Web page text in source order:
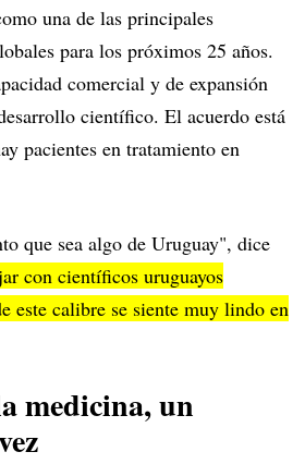
una de las principales
para los próximos 25 años.
comercial y de expansión
científico. El acuerdo está
pacientes en tratamiento en
que sea algo de Uruguay", dice
con científicos uruguayos
este calibre se siente muy lindo en
medicina, un